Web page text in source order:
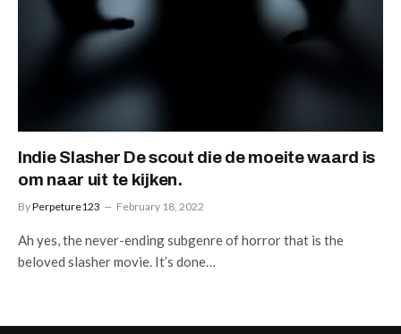
Indie Slasher De scout die de moeite waard is
om naar uit te kijken.
ByPerpeture123 February 18, 2022
Ah yes, the never-ending subgenre of horror that is the
beloved slasher movie. It’s done…